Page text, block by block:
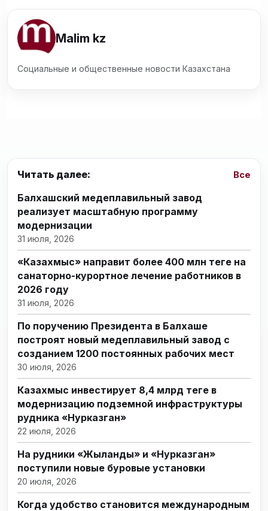
Malim kz
Социальные и общественные новости Казахстана
Читать далее: Все
Балхашский медеплавильный завод
реализует масштабную программу
модернизации
31 июля, 2026
«Казахмыс» направит более 400 млн теңге на
санаторно-курортное лечение работников в
2026 году
31 июля, 2026
По поручению Президента в Балхаше
построят новый медеплавильный завод с
созданием 1200 постоянных рабочих мест
30 июля, 2026
Казахмыс инвестирует 8,4 млрд теңге в
модернизацию подземной инфраструктуры
рудника «Нурказган»
22 июля, 2026
На рудники «Жыланды» и «Нурказган»
поступили новые буровые установки
20 июля, 2026
Когда удобство становится международным